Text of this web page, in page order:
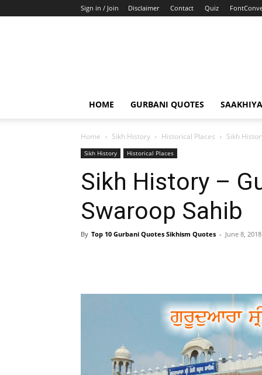
Sign in / Join Disclaimer Contact Quiz
HOME GURBANI QUOTES
Home Sikh History Historical Places Sikh
Sikh History Historical Places
Sikh History –
Swaroop Sahib
By Top 10 Gurbani Quotes Sikhism Quotes - June 8, 2018